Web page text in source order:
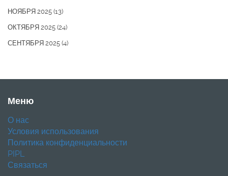
НОЯБРЯ 2025 (13)
ОКТЯБРЯ 2025 (24)
СЕНТЯБРЯ 2025 (4)
Меню
О нас
Условия использования
Политика конфиденциальности
PIPL
Связаться